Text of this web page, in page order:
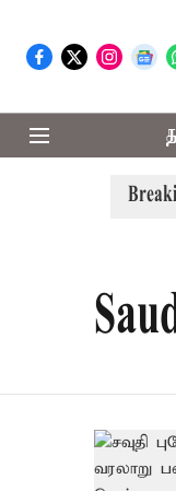
கட்டணம்